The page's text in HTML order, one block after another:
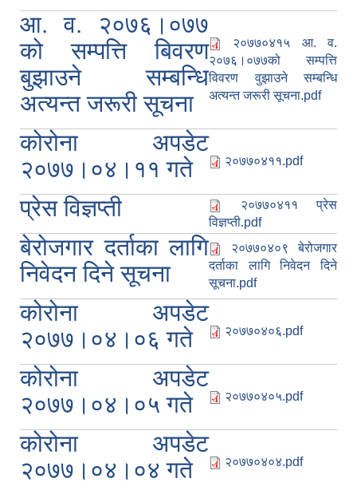
आ. व. २०७६।०७७
को सम्पत्ति बिवरण
बुझाउने सम्बन्धि
अत्यन्त जरूरी सूचना
२०७७०४१५ आ. व.
२०७६।०७७को सम्पत्ति
विवरण वुझाउने सम्बन्धि
अत्यन्त जरूरी सूचना.pdf
कोरोना अपडेट
२०७७।०४।११ गते
२०७७०४११.pdf
प्रेस विज्ञप्ती
२०७७०४११ प्रेस
विज्ञप्ती.pdf
बेरोजगार दर्ताका लागि
निवेदन दिने सूचना
२०७७०४०९ बेरोजगार
दर्ताका लागि निवेदन दिने
सूचना.pdf
कोरोना अपडेट
२०७७।०४।०६ गते
२०७७०४०६.pdf
कोरोना अपडेट
२०७७।०४।०५ गते
२०७७०४०५.pdf
कोरोना अपडेट
२०७७।०४।०४ गते
२०७७०४०४.pdf